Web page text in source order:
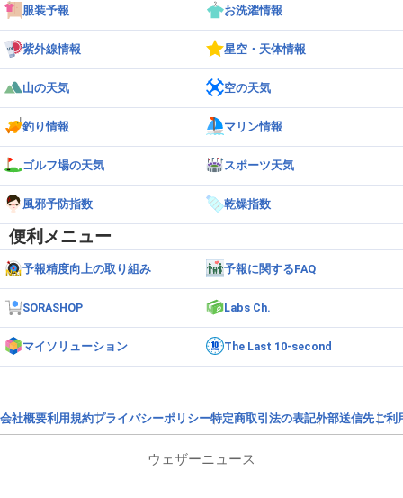
服装予報 お洗濯情報
紫外線情報 星空・天体情報
山の天気 空の天気
釣り情報 マリン情報
ゴルフ場の天気 スポーツ天気
風邪予防指数 乾燥指数
便利メニュー
予報精度向上の取り組み 予報に関するFAQ
SORASHOP Labs Ch.
マイソリューション The Last 10-second
会社概要利用規約プライバシーポリシー特定商取引法の表記外部送信先ご利
ウェザーニュース